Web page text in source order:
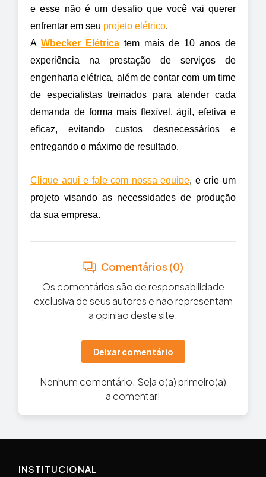
e esse não é um desafio que você vai querer
enfrentar em seu projeto elétrico.
A Wbecker Elétrica tem mais de 10 anos de
experiência na prestação de serviços de
engenharia elétrica, além de contar com um time
de especialistas treinados para atender cada
demanda de forma mais flexível, ágil, efetiva e
eficaz, evitando custos desnecessários e
entregando o máximo de resultado.
Clique aqui e fale com nossa equipe, e crie um
projeto visando as necessidades de produção
da sua empresa.
Comentários (0)
Os comentários são de responsabilidade
exclusiva de seus autores e não representam
a opinião deste site.
Deixar comentário
Nenhum comentário. Seja o(a) primeiro(a)
a comentar!
INSTITUCIONAL